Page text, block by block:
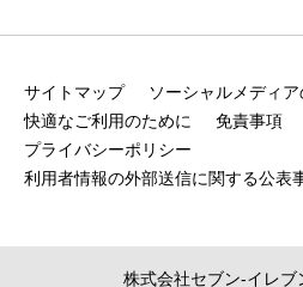
サイトマップ
ソーシャルメディ
快適なご利用のために
免責事項
プライバシーポリシー
利用者情報の外部送信に関する公表
株式会社セブン‐イレ